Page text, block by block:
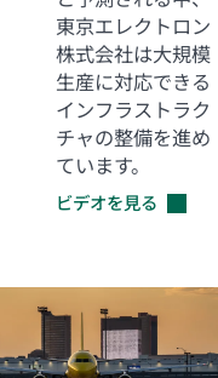
東京エレクトロン
株式会社は大規模
生産に対応できる
インフラストラク
チャの整備を進め
ています。
ビデオを見る